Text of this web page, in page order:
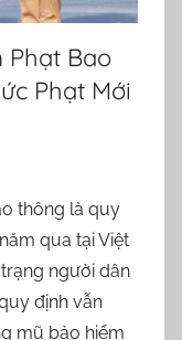
Phạt Bao
Phạt Mới
thông là quy
qua tại Việt
người dân
định vẫn
mũ bảo hiểm